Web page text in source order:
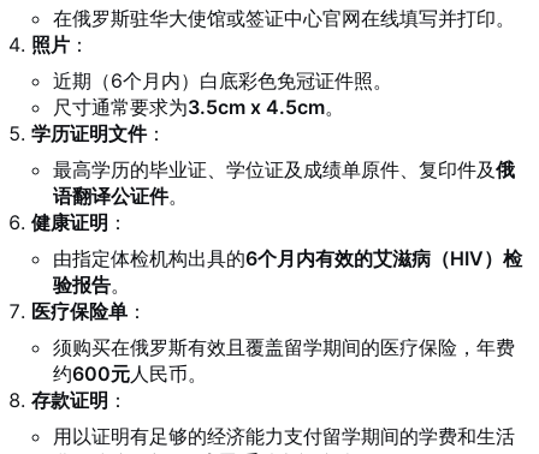
在俄罗斯驻华大使馆或签证中心官网在线填写并打印。
照片 ：
近期（6个月内）白底彩色免冠证件照。
尺寸通常要求为3.5cm x 4.5cm。
学历证明文件：
最高学历的毕业证、学位证及成绩单原件、复印件及俄
语翻译公证件。
健康证明 ：
由指定体检机构出具的6个月内有效的艾滋病（HIV）检
验报告。
医疗保险单 ：
须购买在俄罗斯有效且覆盖留学期间的医疗保险，年费
约600元人民币。
存款证明 ：
用以证明有足够的经济能力支付留学期间的学费和生活